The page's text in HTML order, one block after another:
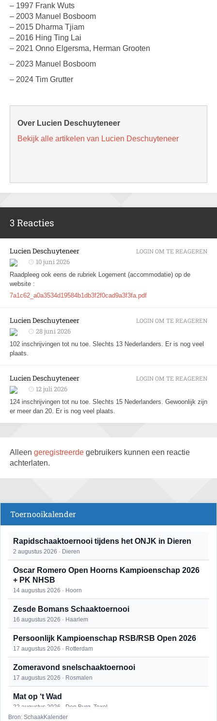
– 1997 Frank Wuts
– 2003 Manuel Bosboom
– 2015 Dharma Tjiam
– 2016 Hing Ting Lai
– 2021 Onno Elgersma, Herman Grooten
– 2023 Manuel Bosboom
– 2024 Tim Grutter
Over Lucien Deschuyteneer
Bekijk alle artikelen van Lucien Deschuyteneer
3 Reacties
Lucien Deschuyteneer
10 juni 2026
Raadpleeg ook eens de rubriek Logement (accommodatie) op de
website :
7a1c62_a0a3534d19584b1db3f2f0cad9a3f3fa.pdf
LOGIN OM TE REAGEREN
Lucien Deschuyteneer
28 juni 2026
102 inschrijvingen tot nu toe. Slechts 13 Nederlanders. Er is nog veel
plaats.
LOGIN OM TE REAGEREN
Lucien Deschuyteneer
12 juli 2026
124 inschrijvingen tot nu toe. Slechts 15 Nederlanders. Gewoonlijk zijn
er meer dan 20. Er is nog veel plaats.
LOGIN OM TE REAGEREN
Alleen geregistreerde gebruikers kunnen een reactie
achterlaten.
Toernooikalender
Rapidschaaktoernooi tijdens het ONJK in Dieren
2 augustus 2026 · Dieren
Oscar Romero Open Hoorns Kampioenschap 2026
+ PK NHSB
14 augustus 2026 · Hoorn
Zesde Bomans Schaaktoernooi
16 augustus 2026 · Haarlem
Persoonlijk Kampioenschap RSB/RSB Open 2026
17 augustus 2026 · Rotterdam
Zomeravond snelschaaktoernooi
17 augustus 2026 · Rosmalen
Mat op ‘t Wad
22 augustus 2026 · Den Burg, Texel
Bron: SchaakKalender